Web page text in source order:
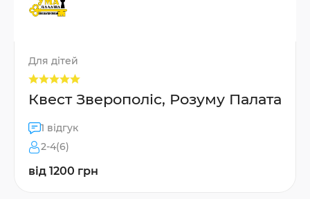
Для дітей
Квест Зверополіс, Розуму Палата
1 відгук
2-4(6)
від 1200 грн